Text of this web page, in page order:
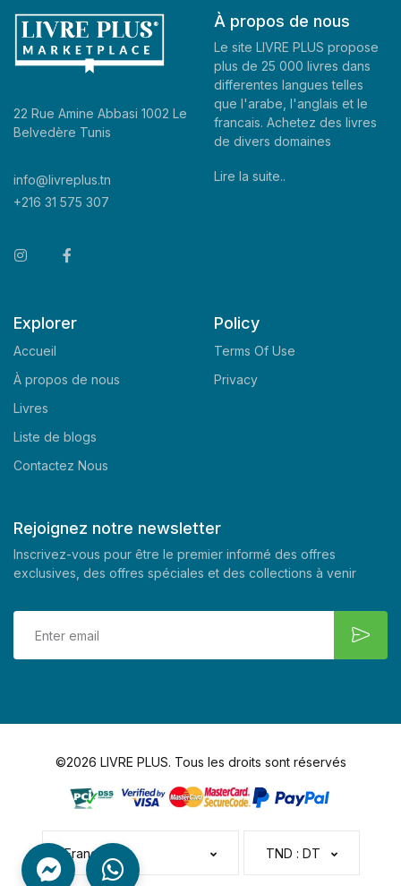
22 Rue Amine Abbasi 1002 Le
Belvedère Tunis
info@livreplus.tn
+216 31 575 307
À propos de nous
Le site LIVRE PLUS propose
plus de 25 000 livres dans
differentes langues telles
que l'arabe, l'anglais et le
francais. Achetez des livres
de divers domaines
Lire la suite..
Explorer
Accueil
À propos de nous
Livres
Liste de blogs
Contactez Nous
Policy
Terms Of Use
Privacy
Rejoignez notre newsletter
Inscrivez-vous pour être le premier informé des offres
exclusives, des offres spéciales et des collections à venir
©2026 LIVRE PLUS. Tous les droits sont réservés
Français TND : DT